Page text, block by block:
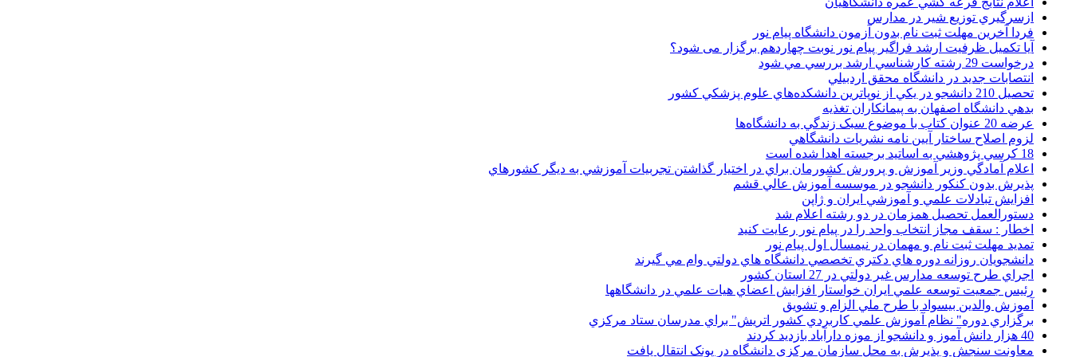
ازسرگيري توزيع شير در مدارس
فردا آخرین مهلت ثبت نام بدون آزمون دانشگاه پیام نور
آیا تکمیل ظرفیت ارشد فراگیر پیام نور نوبت چهاردهم برگزار می شود؟
درخواست 29 رشته کارشناسي ارشد بررسي مي شود
انتصابات جديد در دانشگاه محقق اردبيلي
تحصيل 210 دانشجو در يکي از نوپاترين دانشکده‌هاي علوم پزشکي کشور
بدهي دانشگاه اصفهان به پيمانکاران تغذيه
عرضه 20 عنوان کتاب با موضوع سبک زندگي به دانشگاه‌ها
لزوم اصلاح ساختار آيين نامه نشريات دانشگاهي
18 کرسي پژوهشي به اساتيد برجسته اهدا شده است
اعلام آمادگي وزير آموزش و پرورش کشورمان براي در اختيار گذاشتن تجربيات آموزشي به ديگر کشورهاي
پذيرش بدون کنکور دانشجو در موسسه آموزش عالي قشم
افزايش تبادلات علمي و آموزشي ايران و ژاپن
دستورالعمل تحصیل همزمان در دو رشته اعلام شد
اخطار : سقف مجاز انتخاب واحد را در پیام نور رعایت کنید
تمدید مهلت ثبت نام و مهمان در نیمسال اول پیام نور
دانشجويان روزانه دوره هاي دكتري تخصصي دانشگاه هاي دولتي وام مي گيرند
اجراي طرح توسعه مدارس غير دولتي در 27 استان کشور
رئيس جمعيت توسعه علمي ايران خواستار افزايش اعضاي هيات علمي در دانشگاهها
آموزش والدين بيسواد با طرح ملي الزام و تشويق
برگزاري دوره" نظام آموزش علمي كاربردي كشور اتريش" براي مدرسان ستاد مرکزي
40 هزار دانش آموز و دانشجو از موزه دارآباد بازديد کردند
معاونت سنجش و پذيرش به محل سازمان مرکزي دانشگاه در پونک انتقال يافت